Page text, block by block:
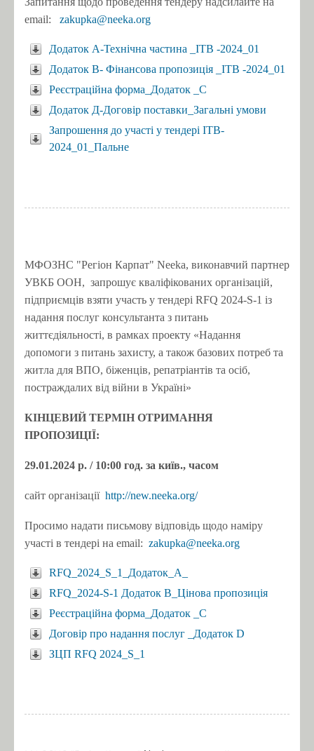
email: zakupka@neeka.org
Додаток А-Технічна частина _ITB -2024_01
Додаток В- Фінансова пропозиція _ITB -2024_01
Реєстраційна форма_Додаток _C
Додаток Д-Договір поставки_Загальні умови
Запрошення до участі у тендері ITB-
2024_01_Пальне
МФОЗНС "Регіон Карпат" Neeka, виконавчий партнер
УВКБ ООН, запрошує кваліфікованих організацій,
підприємців взяти участь у тендері RFQ 2024-S-1 із
надання послуг консультанта з питань
життєдіяльності, в рамках проекту «Надання
допомоги з питань захисту, а також базових потреб та
житла для ВПО, біженців, репатріантів та осіб,
постраждалих від війни в Україні»
КІНЦЕВИЙ ТЕРМІН ОТРИМАННЯ
ПРОПОЗИЦІЇ:
29.01.2024 р. / 10:00 год. за київ., часом
сайт організації http://new.neeka.org/
Просимо надати письмову відповідь щодо наміру
участі в тендері на email: zakupka@neeka.org
RFQ_2024_S_1_Додаток_А_
RFQ_2024-S-1 Додаток В_Цінова пропозиція
Реєстраційна форма_Додаток _C
Договір про надання послуг _Додаток D
ЗЦП RFQ 2024_S_1